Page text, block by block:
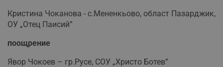
Кристина Чоканова - с.Мененкьово, област Пазарджик,
ОУ „Отец Паисий”
поощрение
Явор Чокоев – гр.Русе, СОУ „Христо Ботев”